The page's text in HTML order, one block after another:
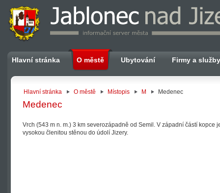
Hlavní stránka O městě Ubytování Firmy a služby
Hlavní stránka O městě Místopis M Medenec
Medenec
Vrch (543 m n. m.) 3 km severozápadně od Semil. V západní částí kopce
vysokou členitou stěnou do údolí Jizery.